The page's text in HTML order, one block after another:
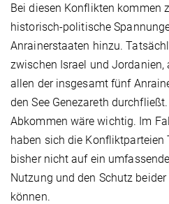
Bei diesen Konflikten kommen
historisch-politische
Anrainerstaaten hinzu.
zwischen Israel und
allen der insgesamt fünf
den See Genezareth
Abkommen wäre wichtig. Im
haben sich die Konfliktparteien
bisher nicht auf ein
Nutzung und den Schutz
können.